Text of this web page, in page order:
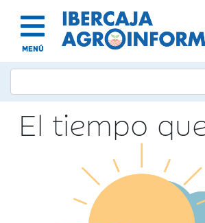
MENÚ
El tiempo